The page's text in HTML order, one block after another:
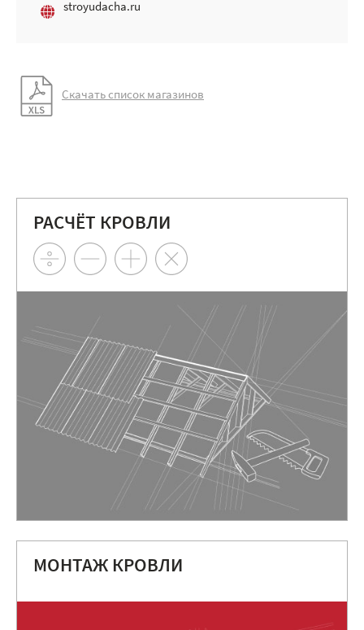
stroyudacha.ru
Скачать список магазинов
РАСЧЁТ КРОВЛИ
МОНТАЖ КРОВЛИ